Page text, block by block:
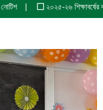
২০২৫-২৬ শিক্ষাবর্ষের বার্ষিক